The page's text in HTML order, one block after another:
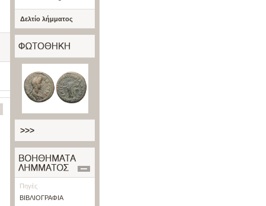
Δελτίο λήμματος
>>>
Πηγές
ΒΙΒΛΙΟΓΡΑΦΙΑ